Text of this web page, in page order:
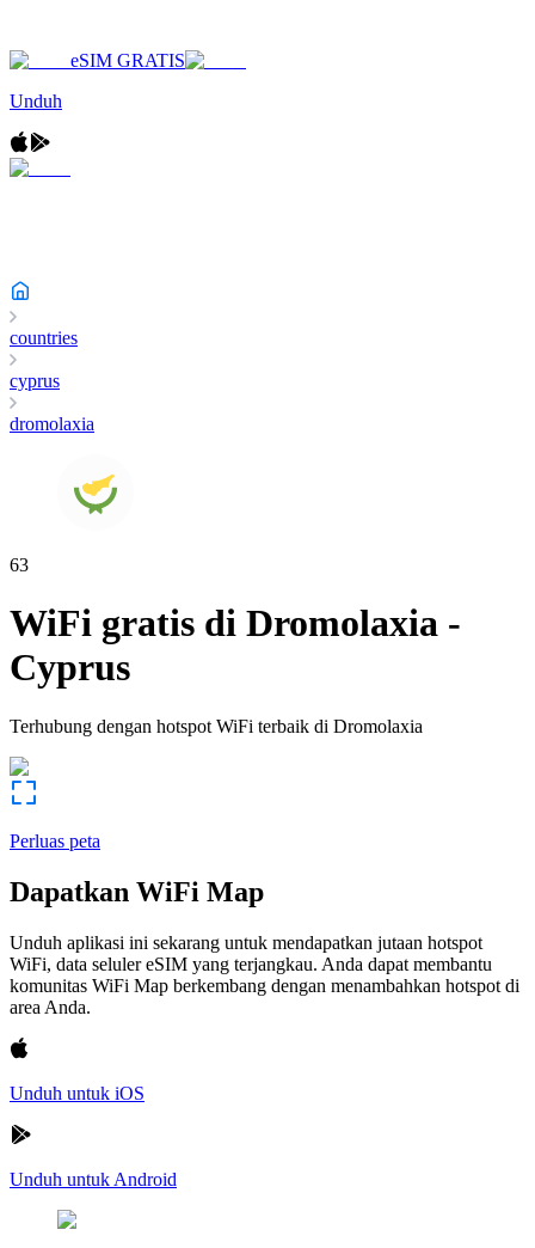
eSIM GRATIS
Unduh
countries
cyprus
dromolaxia
63
WiFi gratis di Dromolaxia -
Cyprus
Terhubung dengan hotspot WiFi terbaik di Dromolaxia
Perluas peta
Dapatkan WiFi Map
Unduh aplikasi ini sekarang untuk mendapatkan jutaan hotspot
WiFi, data seluler eSIM yang terjangkau. Anda dapat membantu
komunitas WiFi Map berkembang dengan menambahkan hotspot di
area Anda.
Unduh untuk iOS
Unduh untuk Android